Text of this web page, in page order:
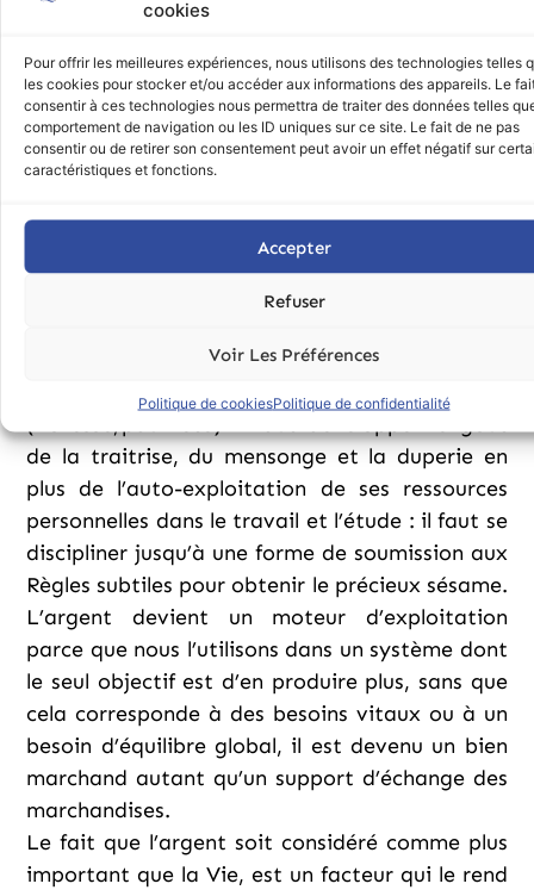
cookies
Pour offrir les meilleures expériences, nous utilisons des technologies telles
les cookies pour stocker et/ou accéder aux informations des appareils. Le
consentir à ces technologies nous permettra de traiter des données telles
comportement de navigation ou les ID uniques sur ce site. Le fait de ne pas
consentir ou de retirer son consentement peut avoir un effet négatif sur
caractéristiques et fonctions.
Accepter
Refuser
Voir Les Préférences
Politique de cookiesPolitique de confidentialité
de soumission, une façon d’être en « recul » au
vers le bas qui dénonce leur condition en plus
de leurs vêtements et de leur apparence
globale. Si l’on considère l’effet de syntonie et
d’équilibre en fréquentant des gens
d’osmose.
Dans ce cas, « l’argent appelle l’argent », hélas,
il n’est pas une promesse d’équilibre ni de santé
Or, pour obtenir de l’argent dans une société
qui fonctionne sur l’équilibre entre les extrêmes
de la traitrise, du mensonge et la duperie en
plus de l’auto-exploitation de ses ressources
personnelles dans le travail et l’étude : il faut se
discipliner jusqu’à une forme de soumission aux
Règles subtiles pour obtenir le précieux sésame.
L’argent devient un moteur d’exploitation
parce que nous l’utilisons dans un système dont
le seul objectif est d’en produire plus, sans que
cela corresponde à des besoins vitaux ou à un
besoin d’équilibre global, il est devenu un bien
marchand autant qu’un support d’échange des
marchandises.
Le fait que l’argent soit considéré comme plus
important que la Vie, est un facteur qui le rend